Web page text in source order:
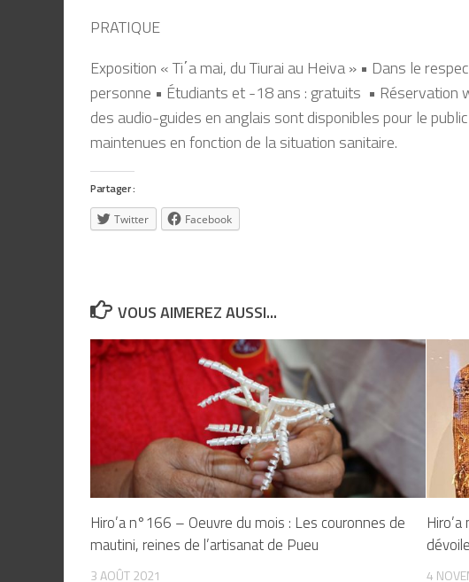
PRATIQUE
Exposition « Ti΄a mai, du Tiurai au Heiva » • Dans le
personne • Étudiants et -18 ans : gratuits • Réservation
des audio-guides en anglais sont disponibles pour le
maintenues en fonction de la situation sanitaire.
Partager :
Twitter Facebook
VOUS AIMEREZ AUSSI...
Hiro’a n°166 – Oeuvre du mois : Les couronnes de
mautini, reines de l’artisanat de Pueu
3 AOÛT 2021 4